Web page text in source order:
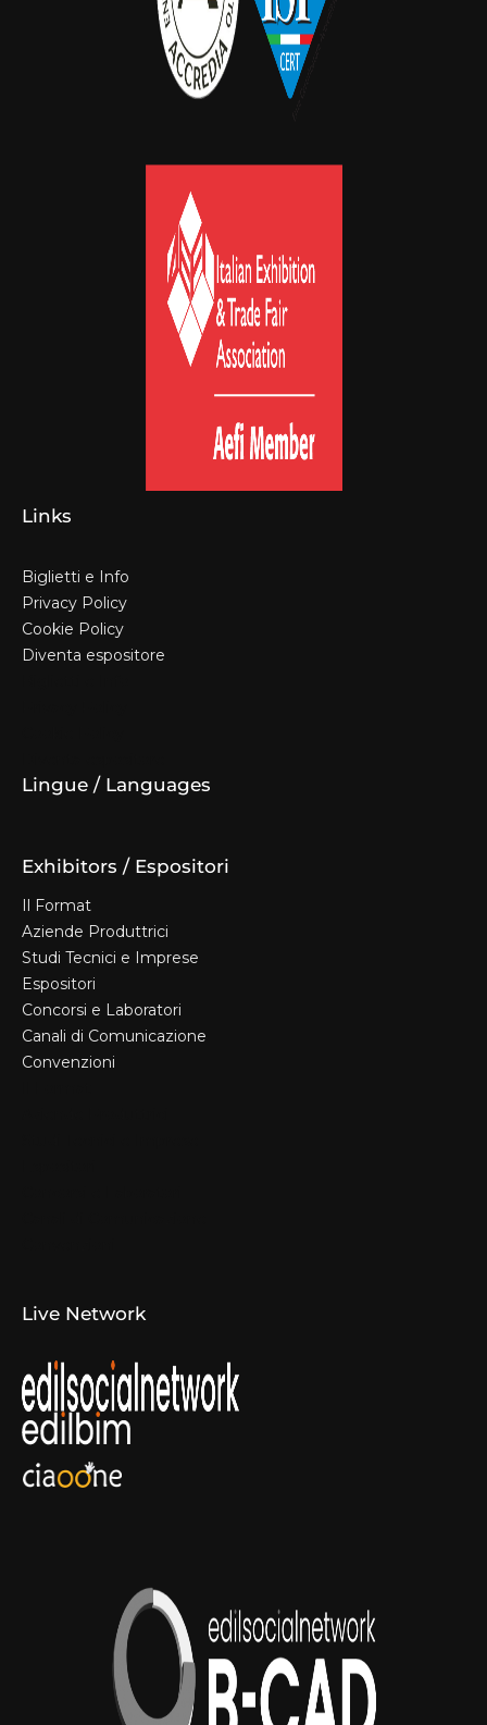
Links
Biglietti e Info
Privacy Policy
Cookie Policy
Diventa espositore
Lingue / Languages
Exhibitors / Espositori
Il Format
Aziende Produttrici
Studi Tecnici e Imprese
Espositori
Concorsi e Laboratori
Canali di Comunicazione
Convenzioni
Live Network